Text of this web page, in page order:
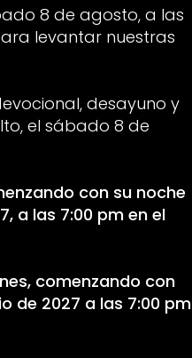
8 de agosto, a las
levantar nuestras
desayuno y
el sábado 8 de
con su noche
a las 7:00 pm en el
comenzando con
de 2027 a las 7:00 pm